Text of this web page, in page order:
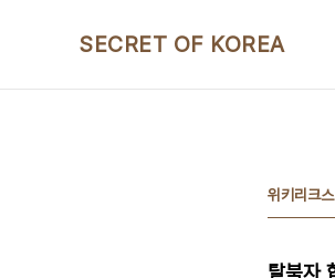
SECRET OF KOREA
위키리크스